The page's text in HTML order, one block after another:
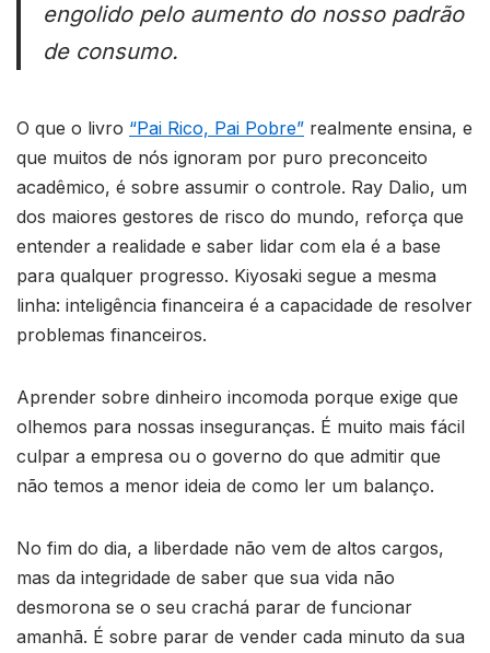
engolido pelo aumento do nosso padrão
de consumo.
O que o livro “Pai Rico, Pai Pobre” realmente ensina, e
que muitos de nós ignoram por puro preconceito
acadêmico, é sobre assumir o controle. Ray Dalio, um
dos maiores gestores de risco do mundo, reforça que
entender a realidade e saber lidar com ela é a base
para qualquer progresso. Kiyosaki segue a mesma
linha: inteligência financeira é a capacidade de resolver
problemas financeiros.
Aprender sobre dinheiro incomoda porque exige que
olhemos para nossas inseguranças. É muito mais fácil
culpar a empresa ou o governo do que admitir que
não temos a menor ideia de como ler um balanço.
No fim do dia, a liberdade não vem de altos cargos,
mas da integridade de saber que sua vida não
desmorona se o seu crachá parar de funcionar
amanhã. É sobre parar de vender cada minuto da sua